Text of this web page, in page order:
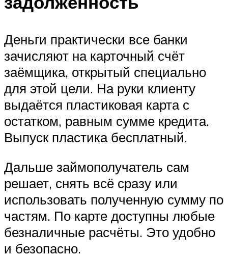
Деньги практически все банки
зачисляют на карточный счёт
заёмщика, открытый специально
для этой цели. На руки клиенту
выдаётся пластиковая карта с
остатком, равным сумме кредита.
Выпуск пластика бесплатный.
Дальше займополучатель сам
решает, снять всё сразу или
использовать полученную сумму по
частям. По карте доступны любые
безналичные расчёты. Это удобно
и безопасно.